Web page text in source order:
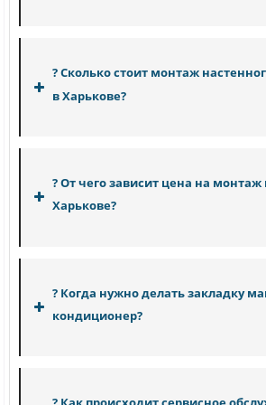
Вызвать
номерам:
? Сколько стоит монтаж
в Харькове?
Монтаж кондиционера
? От чего зависит цена на
Харькове?
Цена монтажа
? Когда нужно делать закладку
кондиционер?
Закладка магистрали под